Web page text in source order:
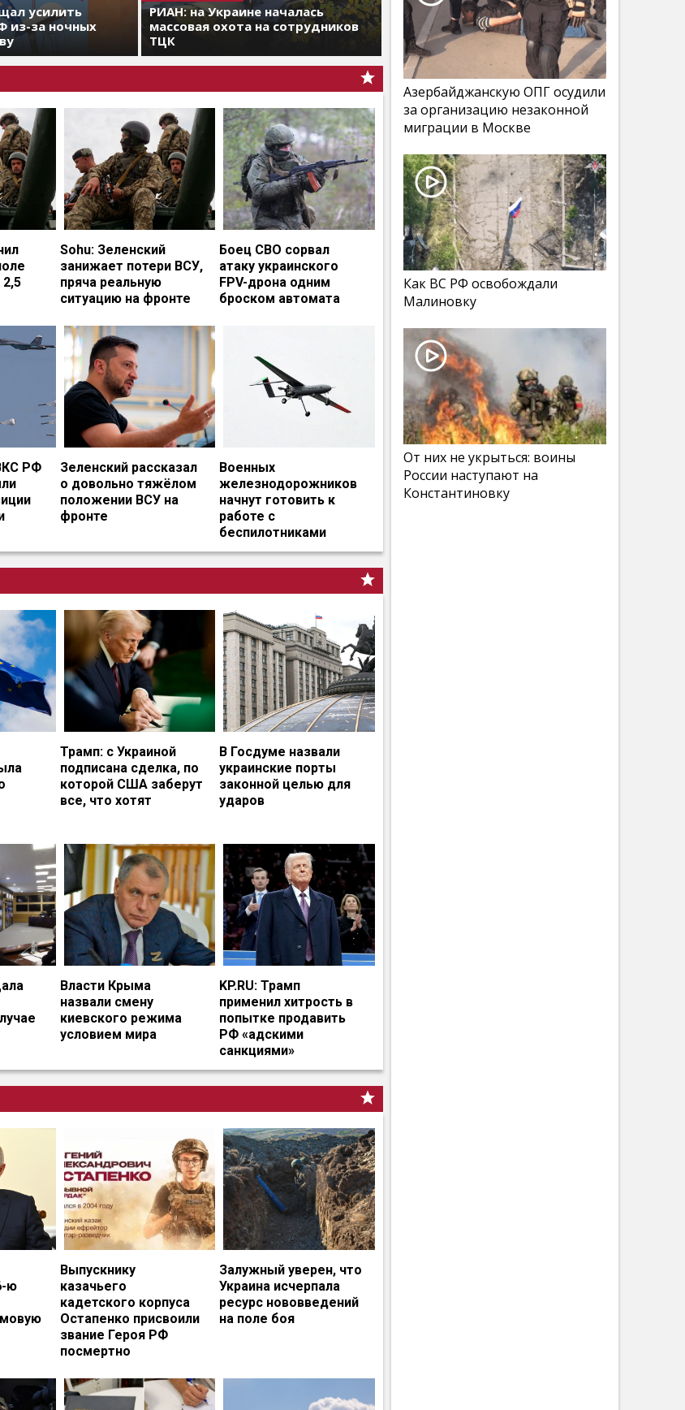
усилить
из-за ночных
РИАН: на Украине началась
массовая охота на сотрудников
ТЦК
Sohu: Зеленский
занижает потери ВСУ,
пряча реальную
ситуацию на фронте
Боец СВО сорвал
атаку украинского
FPV-дрона одним
броском автомата
РФ
Зеленский рассказал
о довольно тяжёлом
положении ВСУ на
фронте
Военных
железнодорожников
начнут готовить к
работе с
беспилотниками
Трамп: с Украиной
подписана сделка, по
которой США заберут
все, что хотят
В Госдуме назвали
украинские порты
законной целью для
ударов
Власти Крыма
назвали смену
киевского режима
условием мира
KP.RU: Трамп
применил хитрость в
попытке продавить
РФ «адскими
санкциями»
ю
Выпускнику
казачьего
кадетского корпуса
Остапенко присвоили
звание Героя РФ
посмертно
Залужный уверен, что
Украина исчерпала
ресурс нововведений
на поле боя
Азербайджанскую ОПГ осудили
за организацию незаконной
миграции в Москве
Как ВС РФ освобождали
Малиновку
От них не укрыться: воины
России наступают на
Константиновку